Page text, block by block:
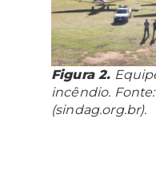
Figura 2.
incêndio.
(sindag.org.br).